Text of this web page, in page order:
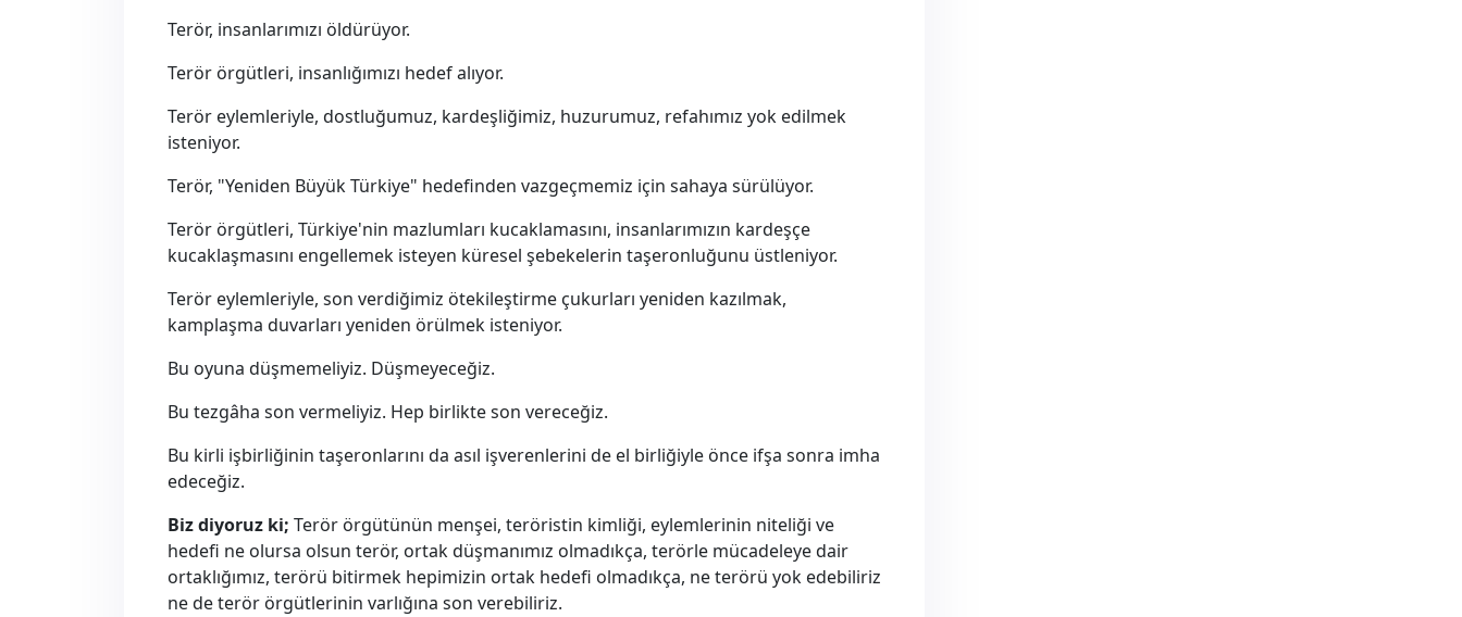
Terör, insanlarımızı öldürüyor.
Terör örgütleri, insanlığımızı hedef alıyor.
Terör eylemleriyle, dostluğumuz, kardeşliğimiz, huzurumuz, refahımız yok edilmek
isteniyor.
Terör, "Yeniden Büyük Türkiye" hedefinden vazgeçmemiz için sahaya sürülüyor.
Terör örgütleri, Türkiye'nin mazlumları kucaklamasını, insanlarımızın kardeşçe
kucaklaşmasını engellemek isteyen küresel şebekelerin taşeronluğunu üstleniyor.
Terör eylemleriyle, son verdiğimiz ötekileştirme çukurları yeniden kazılmak,
kamplaşma duvarları yeniden örülmek isteniyor.
Bu oyuna düşmemeliyiz. Düşmeyeceğiz.
Bu tezgâha son vermeliyiz. Hep birlikte son vereceğiz.
Bu kirli işbirliğinin taşeronlarını da asıl işverenlerini de el birliğiyle önce ifşa sonra imha
edeceğiz.
Biz diyoruz ki; Terör örgütünün menşei, teröristin kimliği, eylemlerinin niteliği ve
hedefi ne olursa olsun terör, ortak düşmanımız olmadıkça, terörle mücadeleye dair
ortaklığımız, terörü bitirmek hepimizin ortak hedefi olmadıkça, ne terörü yok edebiliriz
ne de terör örgütlerinin varlığına son verebiliriz.